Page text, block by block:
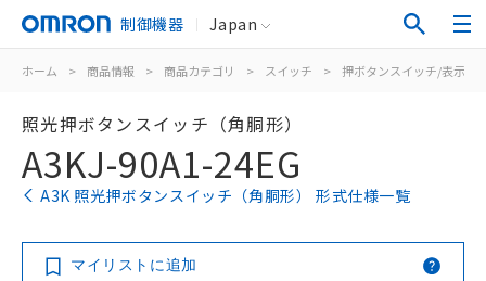
制御機器 Japan
ホーム > 商品情報 > 商品カテゴリ > スイッチ > 押ボタンスイッチ/表示灯
照光押ボタンスイッチ（角胴形）
A3KJ-90A1-24EG
A3K 照光押ボタンスイッチ（角胴形） 形式仕様一覧
マイリストに追加